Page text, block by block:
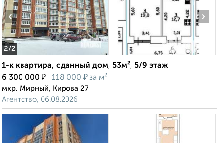
2/2
‹ ›
1-к квартира, сданный дом, 53м², 5/9 этаж
6 300 000 ₽ 118 000 ₽ за м²
мкр. Мирный, Кирова 27
Агентство, 06.08.2026